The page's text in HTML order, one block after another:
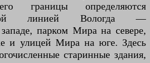
границы определяются
линией Вологда —
парком Мира на севере,
и улицей Мира на юге. Здесь
старинные здания,